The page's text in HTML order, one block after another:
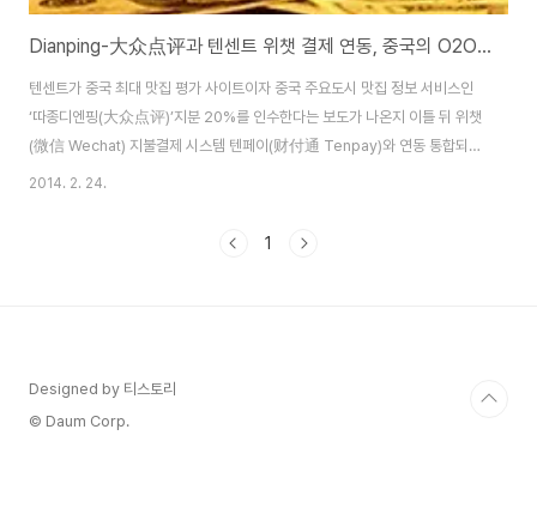
Dianping-大众点评과 텐센트 위챗 결제 연동, 중국의 O2O시장은?
텐센트가 중국 최대 맛집 평가 사이트이자 중국 주요도시 맛집 정보 서비스인
‘따종디엔핑(大众点评)’지분 20%를 인수한다는 보도가 나온지 이틀 뒤 위챗
(微信 Wechat) 지불결제 시스템 텐페이(财付通 Tenpay)와 연동 통합되었
다. 2003 년 4 월에 설립된 따종디엔핑(大众点评, Dianping)은 11년차 기
사용자가 75%이다. 현재 따종디엔핑에 800만 가맹점이 등록되어 있으며,
2014. 2. 24.
1
Designed by 티스토리
© Daum Corp.